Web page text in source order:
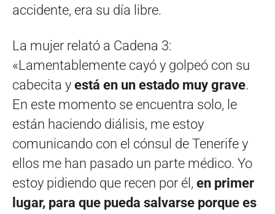
accidente, era su día libre.
La mujer relató a Cadena 3:
«Lamentablemente cayó y golpeó con su
cabecita y está en un estado muy grave.
En este momento se encuentra solo, le
están haciendo diálisis, me estoy
comunicando con el cónsul de Tenerife y
ellos me han pasado un parte médico. Yo
estoy pidiendo que recen por él, en primer
lugar, para que pueda salvarse porque es